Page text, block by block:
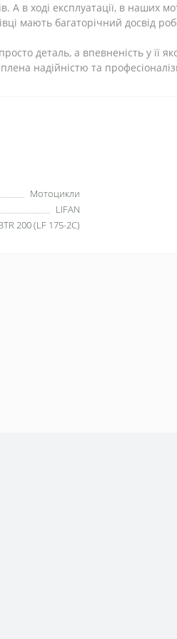
А в ході експлуатації, в наших
мають багаторічний досвід
деталь, а впевненість у її
надійністю та
Мотоцикли
LIFAN
200 (LF 175-2С)